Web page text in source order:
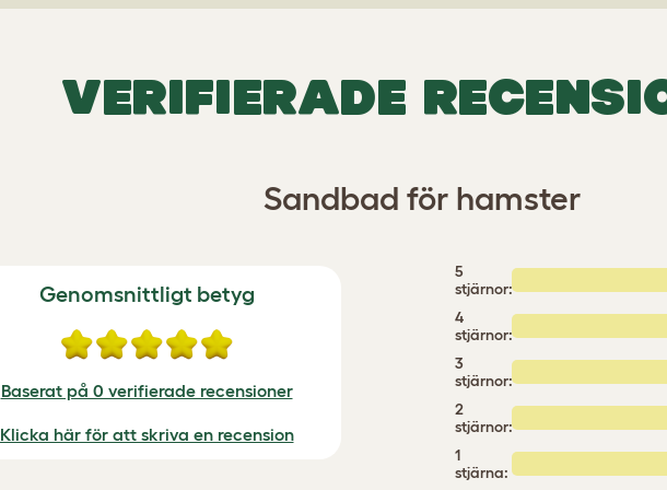
VERIFIERADE
Sandbad för hamster
Genomsnittligt betyg
Baserat på 0 verifierade recensioner
Klicka här för att skriva en recension
5
stjärnor:
4
stjärnor:
3
stjärnor:
2
stjärnor:
1
stjärna: